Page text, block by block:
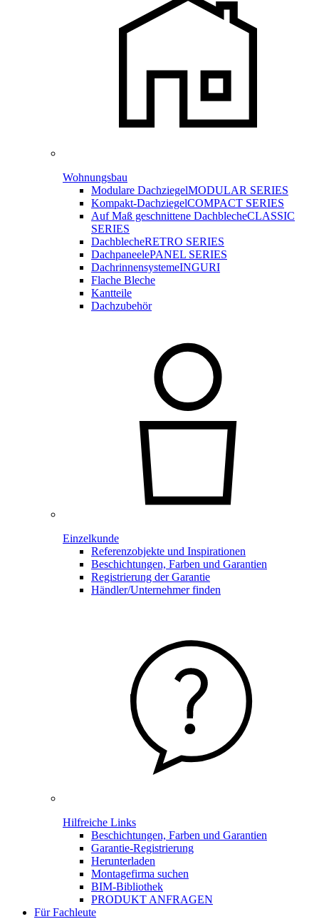
Wohnungsbau
Modulare DachziegelMODULAR SERIES
Kompakt-DachziegelCOMPACT SERIES
Auf Maß geschnittene DachblecheCLASSIC
SERIES
DachblecheRETRO SERIES
DachpaneelePANEL SERIES
DachrinnensystemeINGURI
Flache Bleche
Kantteile
Dachzubehör
Einzelkunde
Referenzobjekte und Inspirationen
Beschichtungen, Farben und Garantien
Registrierung der Garantie
Händler/Unternehmer finden
Hilfreiche Links
Beschichtungen, Farben und Garantien
Garantie-Registrierung
Herunterladen
Montagefirma suchen
BIM-Bibliothek
PRODUKT ANFRAGEN
Für Fachleute